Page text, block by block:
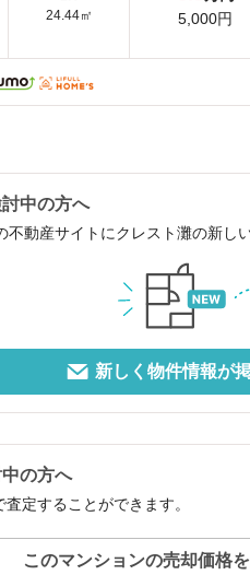
24.44㎡
5,000円
中の方へ
動産サイトにクレスト灘の新し
新しく物件情報が
の方へ
定することができます。
このマンションの売却価格を